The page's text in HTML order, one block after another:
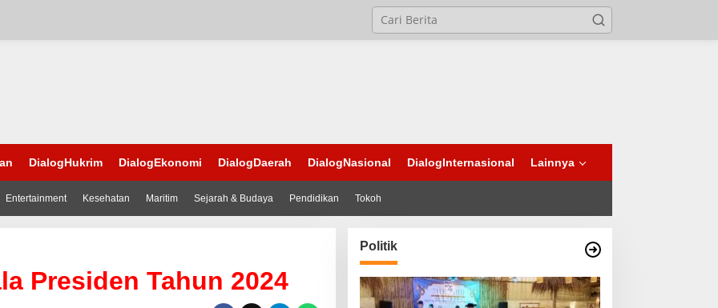
DialogHukrim DialogEkonomi DialogDaerah DialogNasional DialogInternasional Lainnya
Entertainment Kesehatan Maritim Sejarah & Budaya Pendidikan Tokoh
Presiden Tahun 2024
Politik